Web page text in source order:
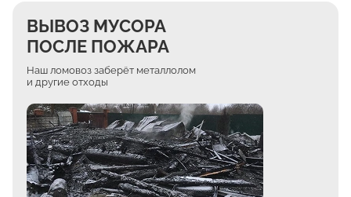
ВЫВОЗ МУСОРА
ПОСЛЕ ПОЖАРА
Наш ломовоз заберёт металлолом
и другие отходы